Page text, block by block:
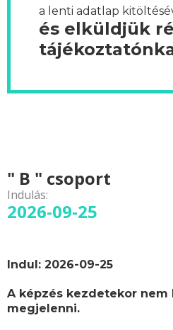
a lenti adatlap
és elküldjük
" B " csoport
Indulás:
2026-09-25
Indul: 2026-09-25
A képzés kezdetekor nem
megjelenni.